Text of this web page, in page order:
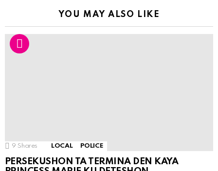
YOU MAY ALSO LIKE
9 Shares LOCAL POLICE
PERSEKUSHON TA TERMINA DEN KAYA